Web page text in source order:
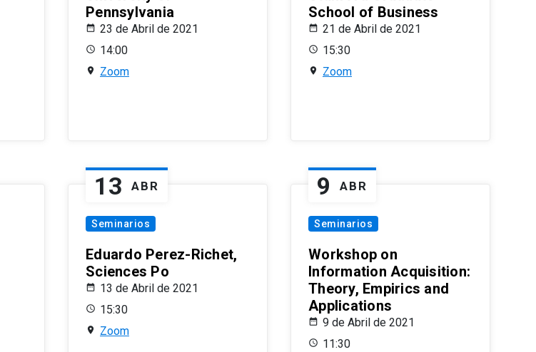
Pennsylvania
23 de Abril de 2021
14:00
Zoom
School of Business
21 de Abril de 2021
15:30
Zoom
13 ABR
Seminarios
Eduardo Perez-Richet,
Sciences Po
13 de Abril de 2021
15:30
Zoom
9 ABR
Seminarios
Workshop on
Information Acquisition:
Theory, Empirics and
Applications
9 de Abril de 2021
11:30